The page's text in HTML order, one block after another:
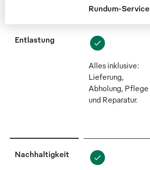
Rundum-Service
Entlastung
Alles inklusive:
Lieferung,
Abholung, Pflege
und Reparatur.
Nachhaltigkeit